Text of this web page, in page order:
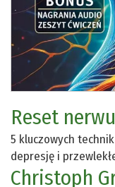
Reset
5 kluczowych
depresję i
Christoph